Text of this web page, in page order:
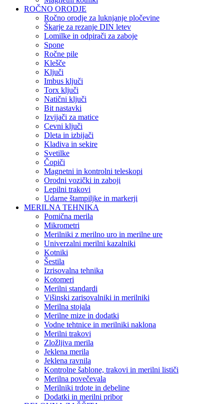
ROČNO ORODJE
Ročno orodje za luknjanje pločevine
Škarje za rezanje DIN letev
Lomilke in odpirači za zaboje
Spone
Ročne pile
Klešče
Ključi
Imbus ključi
Torx ključi
Natični ključi
Bit nastavki
Izvijači za matice
Cevni ključi
Dleta in izbijači
Kladiva in sekire
Svetilke
Čopiči
Magnetni in kontrolni teleskopi
Orodni vozički in zaboji
Lepilni trakovi
Udarne štampiljke in markerji
MERILNA TEHNIKA
Pomična merila
Mikrometri
Merilniki z merilno uro in merilne ure
Univerzalni merilni kazalniki
Kotniki
Šestila
Izrisovalna tehnika
Kotomeri
Merilni standardi
Višinski zarisovalniki in merilniki
Merilna stojala
Merilne mize in dodatki
Vodne tehtnice in merilniki naklona
Merilni trakovi
Zložljiva merila
Jeklena merila
Jeklena ravnila
Kontrolne šablone, trakovi in merilni lističi
Merilna povečevala
Merilniki trdote in debeline
Dodatki in merilni pribor